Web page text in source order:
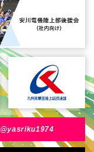
@yasriku1974